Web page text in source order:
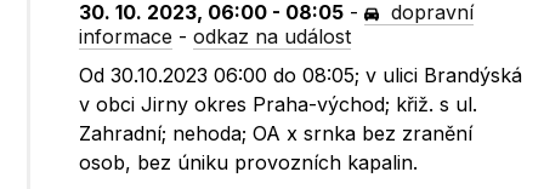
30. 10. 2023, 06:00 - 08:05 -
dopravní
informace -odkaz na událost
Od 30.10.2023 06:00 do 08:05; v ulici Brandýská
v obci Jirny okres Praha-východ; křiž. s ul.
Zahradní; nehoda; OA x srnka bez zranění
osob, bez úniku provozních kapalin.